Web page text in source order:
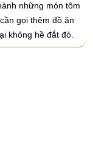
những món tôm
gọi thêm đồ ăn
không hề đắt đỏ.